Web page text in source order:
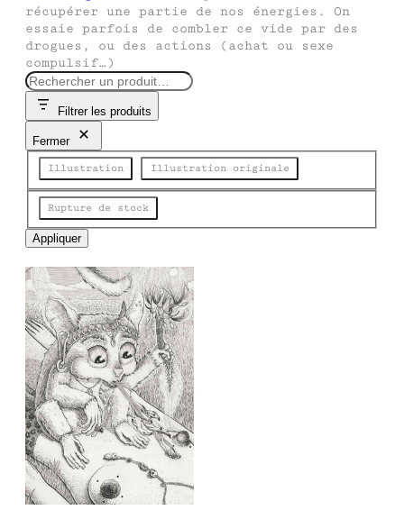
récupérer une partie de nos énergies. On
essaie parfois de combler ce vide par des
drogues, ou des actions (achat ou sexe
compulsif…)
R
e
e
Filtrer les produits
Fermer
Catégorie
Illustration Illustration originale
Disponibilité
Rupture de stock
Appliquer